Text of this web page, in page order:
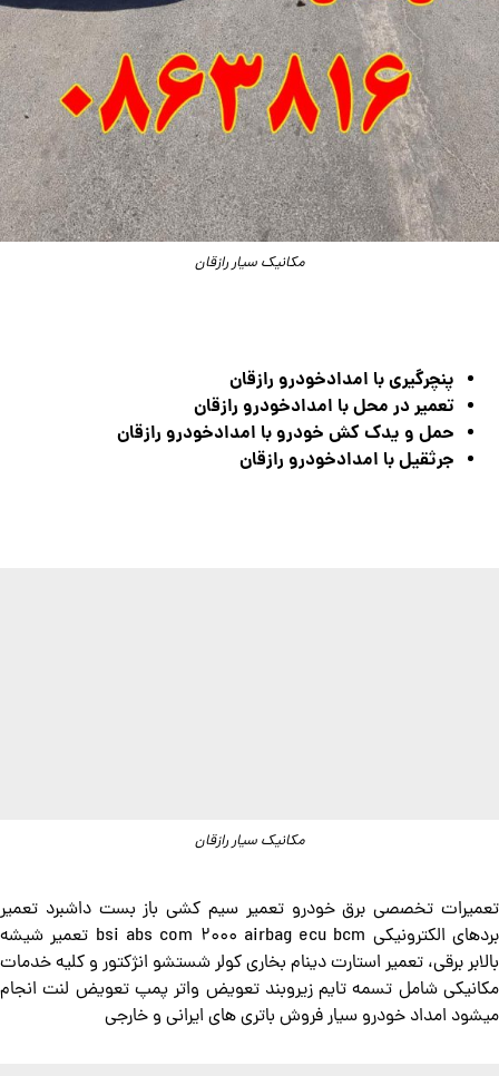
مکانیک سیار رازقان
پنچرگیری با امدادخودرو رازقان
تعمیر در محل با امدادخودرو رازقان
حمل و یدک کش خودرو با امدادخودرو رازقان
جرثقیل با امدادخودرو رازقان
مکانیک سیار رازقان
تعمیرات تخصصی برق خودرو تعمیر سیم کشی باز بست داشبرد تعمیر
بردهای الکترونیکی bsi abs com 2000 airbag ecu bcm تعمیر شیشه
بالابر برقی، تعمیر استارت دینام بخاری کولر شستشو انژکتور و کلیه خدمات
مکانیکی شامل تسمه تایم زیروبند تعویض واتر پمپ تعویض لنت انجام
میشود امداد خودرو سیار فروش باتری های ایرانی و خارجی